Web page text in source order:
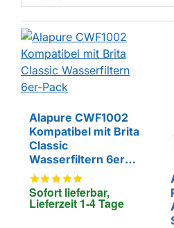
EIGENMARKE
Sofort lieferbar,
Lieferzeit 1-4 Tage
Alapure CWF1002
Kompatibel mit Brita
Classic
Wasserfiltern 6er-
Pack